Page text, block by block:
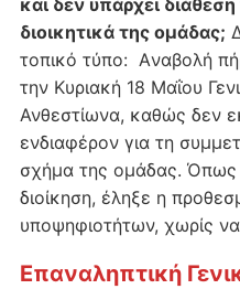
και δεν υπάρχει
διοικητικά της ομάδας;
τοπικό τύπο: Aναβολή
την Κυριακή 18 Μαΐου
Ανθεστίωνα, καθώς δεν
ενδιαφέρον για τη
σχήμα της ομάδας.
διοίκηση, έληξε η
υποψηφιοτήτων, χωρίς
Επαναληπτική